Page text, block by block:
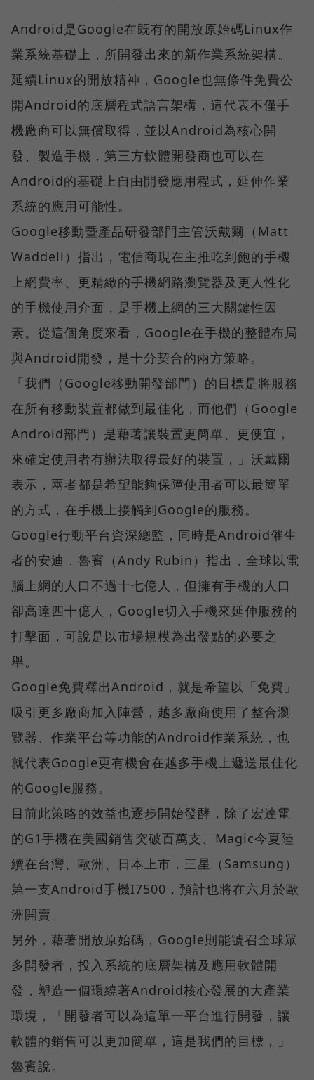
Android是Google在既有的開放原始碼Linux作
業系統基礎上，所開發出來的新作業系統架構。
延續Linux的開放精神，Google也無條件免費公
開Android的底層程式語言架構，這代表不僅手
機廠商可以無償取得，並以Android為核心開
發、製造手機，第三方軟體開發商也可以在
Android的基礎上自由開發應用程式，延伸作業
系統的應用可能性。
Google移動暨產品研發部門主管沃戴爾（Matt
Waddell）指出，電信商現在主推吃到飽的手機
上網費率、更精緻的手機網路瀏覽器及更人性化
的手機使用介面，是手機上網的三大關鍵性因
素。從這個角度來看，Google在手機的整體布局
與Android開發，是十分契合的兩方策略。
「我們（Google移動開發部門）的目標是將服務
在所有移動裝置都做到最佳化，而他們（Google
Android部門）是藉著讓裝置更簡單、更便宜，
來確定使用者有辦法取得最好的裝置，」沃戴爾
表示，兩者都是希望能夠保障使用者可以最簡單
的方式，在手機上接觸到Google的服務。
Google行動平台資深總監，同時是Android催生
者的安迪．魯賓（Andy Rubin）指出，全球以電
腦上網的人口不過十七億人，但擁有手機的人口
卻高達四十億人，Google切入手機來延伸服務的
打擊面，可說是以市場規模為出發點的必要之
舉。
Google免費釋出Android，就是希望以「免費」
吸引更多廠商加入陣營，越多廠商使用了整合瀏
覽器、作業平台等功能的Android作業系統，也
就代表Google更有機會在越多手機上遞送最佳化
的Google服務。
目前此策略的效益也逐步開始發酵，除了宏達電
的G1手機在美國銷售突破百萬支、Magic今夏陸
續在台灣、歐洲、日本上市，三星（Samsung）
第一支Android手機I7500，預計也將在六月於歐
洲開賣。
另外，藉著開放原始碼，Google則能號召全球眾
多開發者，投入系統的底層架構及應用軟體開
發，塑造一個環繞著Android核心發展的大產業
環境，「開發者可以為這單一平台進行開發，讓
軟體的銷售可以更加簡單，這是我們的目標，」
魯賓說。